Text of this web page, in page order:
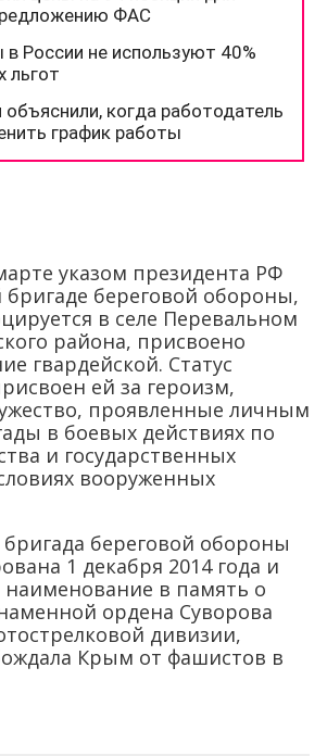
указом президента РФ
бригаде береговой обороны,
в селе Перевальном
района, присвоено
гвардейской. Статус
ей за героизм,
проявленные личным
в боевых действиях по
и государственных
вооруженных
бригада береговой обороны
1 декабря 2014 года и
наименование в память о
ордена Суворова
дивизии,
Крым от фашистов в